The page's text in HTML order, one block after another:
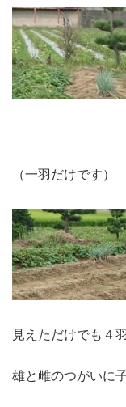
（一羽だけです）
見えただけでも４
雄と雌のつがいに